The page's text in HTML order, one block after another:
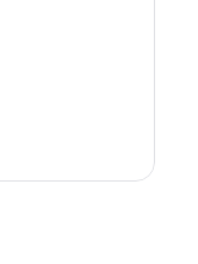
อกแบบท่าเต้นยอด
ดเยี่ยม เพราะฉะนั้น
ห้ามพลาดเลยที